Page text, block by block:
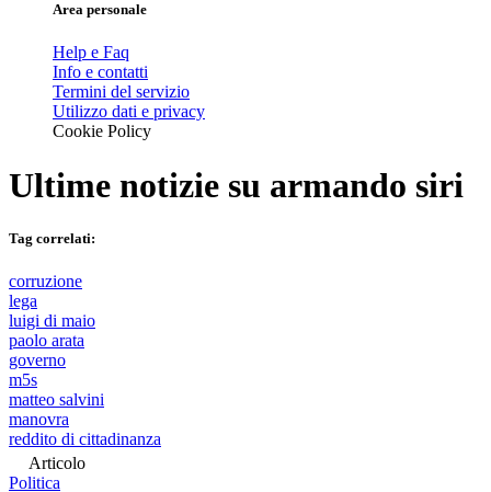
Area personale
Help e Faq
Info e contatti
Termini del servizio
Utilizzo dati e privacy
Cookie Policy
Ultime notizie su armando siri
Tag correlati:
corruzione
lega
luigi di maio
paolo arata
governo
m5s
matteo salvini
manovra
reddito di cittadinanza
Articolo
Politica